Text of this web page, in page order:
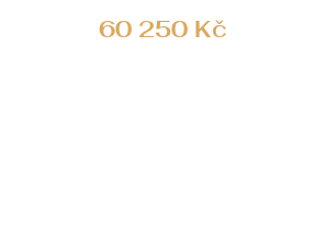
60 250 Kč